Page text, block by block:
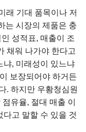
래 기대 품목이나 저
는 시장의 제품은 충
성적표, 매출이 조
채워 나가야 한다고
냐, 미래성이 있느냐
보장되어야 하거든
. 하지만 우황청심원
유율, 절대 매출 이
다고 말할 수 있을 것